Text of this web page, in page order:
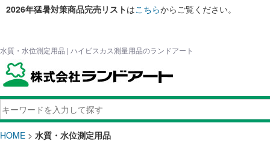
2026年猛暑対策商品完売リストはこちらからご覧ください。
水質・水位測定用品 | ハイビスカス測量用品のランドアート
HOME > 水質・水位測定用品